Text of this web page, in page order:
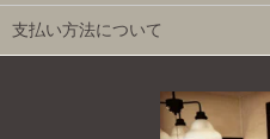
支払い方法について